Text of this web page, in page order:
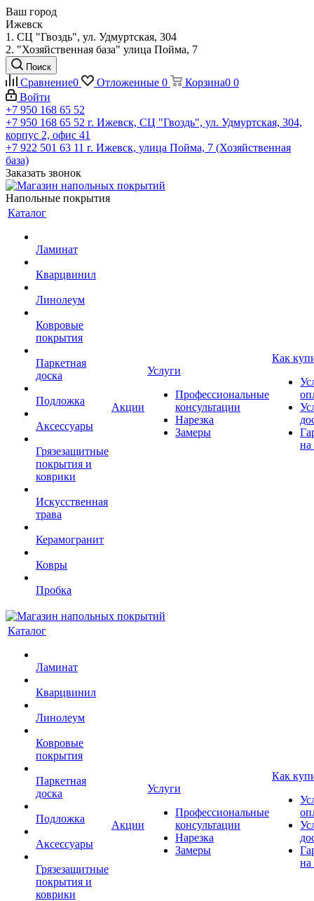
Ваш город
Ижевск
1. СЦ "Гвоздь", ул. Удмуртская, 304
2. "Хозяйственная база" улица Пойма, 7
Поиск
Сравнение0 Отложенные 0 Корзина0 0
Войти
+7 950 168 65 52
+7 950 168 65 52 г. Ижевск, СЦ "Гвоздь", ул. Удмуртская, 304,
корпус 2, офис 41
+7 922 501 63 11 г. Ижевск, улица Пойма, 7 (Хозяйственная
база)
Заказать звонок
Напольные покрытия
Каталог
Ламинат
Кварцвинил
Линолеум
Ковровые
покрытия
Паркетная
доска
Подложка
Аксессуары
Грязезащитные
покрытия и
коврики
Искусственная
трава
Керамогранит
Ковры
Пробка
Акции
Услуги
Профессиональные
консультации
Нарезка
Замеры
Как
на
Каталог
Ламинат
Кварцвинил
Линолеум
Ковровые
покрытия
Паркетная
доска
Подложка
Аксессуары
Грязезащитные
покрытия и
коврики
Акции
Услуги
Профессиональные
консультации
Нарезка
Замеры
Как
на